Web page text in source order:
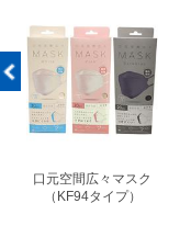
口元空間広々マスク
（KF94タイプ）